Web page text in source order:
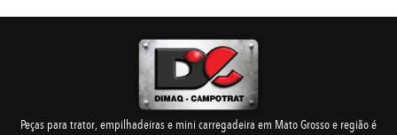
Peças para trator, empilhadeiras e mini carregadeira em Mato Grosso e região é